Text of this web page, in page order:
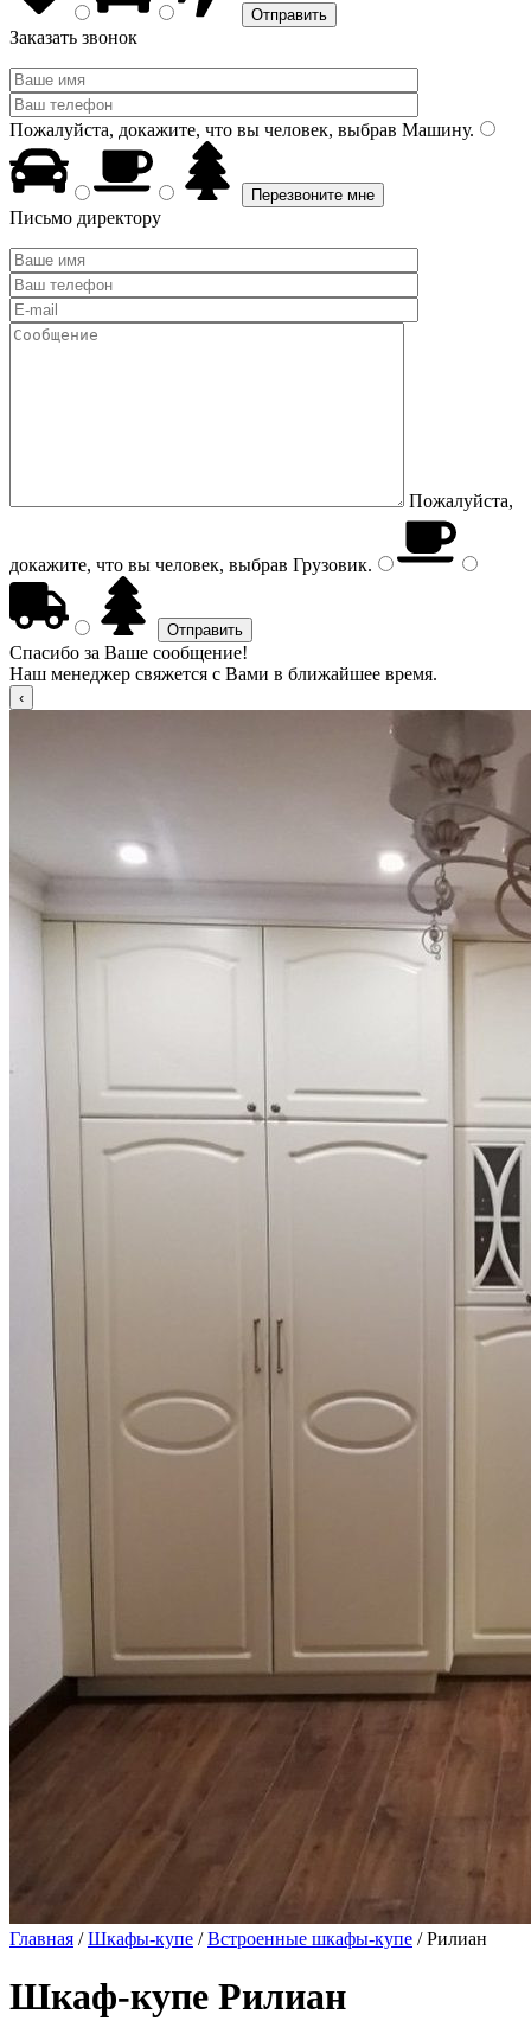
Заказать звонок
Пожалуйста, докажите, что вы человек, выбрав Машину.
Письмо директору
Пожалуйста,
докажите, что вы человек, выбрав Грузовик.
Спасибо за Ваше сообщение!
Наш менеджер свяжется с Вами в ближайшее время.
Главная /Шкафы-купе /Встроенные шкафы-купе / Рилиан
Шкаф-купе Рилиан